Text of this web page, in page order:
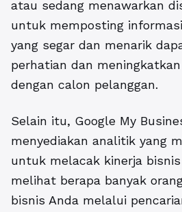
atau sedang menawarkan
untuk memposting
yang segar dan menarik
perhatian dan
dengan calon pelanggan.
Selain itu, Google My
menyediakan analitik yang
untuk melacak kinerja
melihat berapa banyak
bisnis Anda melalui